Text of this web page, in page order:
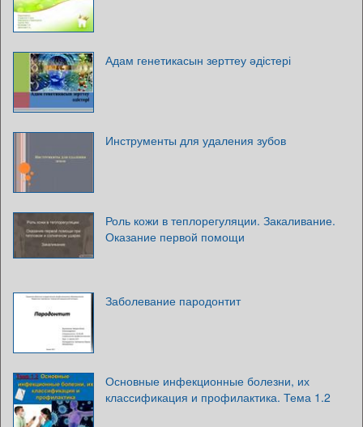
Адам генетикасын зерттеу әдістері
Инструменты для удаления зубов
Роль кожи в теплорегуляции. Закаливание.
Оказание первой помощи
Заболевание пародонтит
Основные инфекционные болезни, их
классификация и профилактика. Тема 1.2